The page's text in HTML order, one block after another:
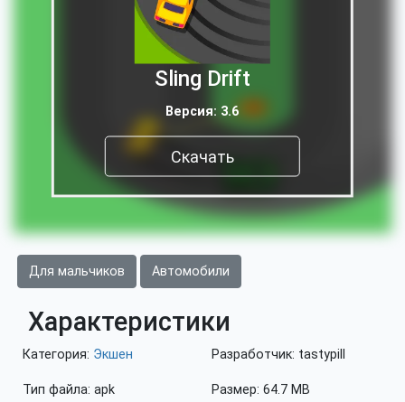
Sling Drift
Версия: 3.6
Скачать
Для мальчиков Автомобили
Характеристики
Категория: Экшен
Тип файла: apk
Разработчик: tastypill
Размер: 64.7 MB